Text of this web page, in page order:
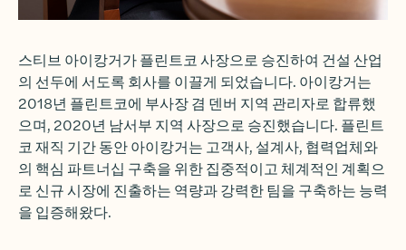
스티브 아이캉거가 플린트코 사장으로 승진하여 건설 산업
의 선두에 서도록 회사를 이끌게 되었습니다. 아이캉거는
2018년 플린트코에 부사장 겸 덴버 지역 관리자로 합류했
으며, 2020년 남서부 지역 사장으로 승진했습니다. 플린트
코 재직 기간 동안 아이캉거는 고객사, 설계사, 협력업체와
의 핵심 파트너십 구축을 위한 집중적이고 체계적인 계획으
로 신규 시장에 진출하는 역량과 강력한 팀을 구축하는 능력
을 입증해왔다.